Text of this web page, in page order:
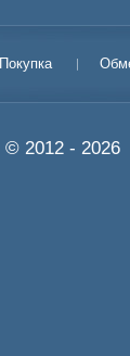
Покупка
© 2012 - 2026